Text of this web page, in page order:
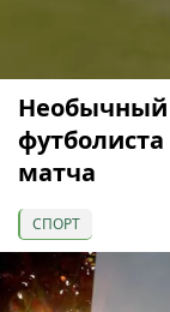
Необычный
матча
СПОРТ